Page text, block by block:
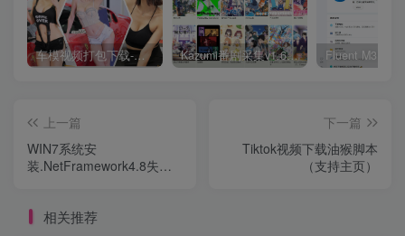
车模视频打包下载-高清无水印版 Kazumi番剧采集v1.6.9：支持自定义规则+在线观看+弹幕，跨平台下载
上一篇
WIN7系统安
装.NetFramework4.8失败
下一篇
Tiktok视频下载油猴脚本
（支持主页）
相关推荐